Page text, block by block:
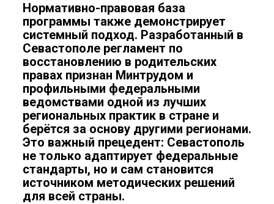
Нормативно-правовая база
программы также демонстрирует
системный подход. Разработанный в
Севастополе регламент по
восстановлению в родительских
правах признан Минтрудом и
профильными федеральными
ведомствами одной из лучших
региональных практик в стране и
берётся за основу другими регионами.
Это важный прецедент: Севастополь
не только адаптирует федеральные
стандарты, но и сам становится
источником методических решений
для всей страны.